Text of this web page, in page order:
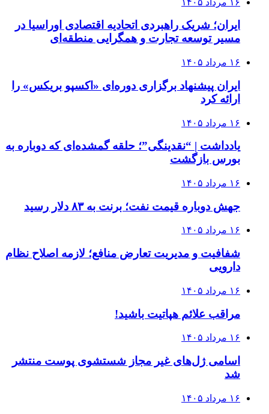
ایران؛ شریک راهبردی اتحادیه اقتصادی اوراسیا در
مسیر توسعه تجارت و همگرایی منطقه‌ای
۱۶ مرداد ۱۴۰۵
ایران پیشنهاد برگزاری دوره‌ای «اکسپو بریکس» را
ارائه کرد
۱۶ مرداد ۱۴۰۵
یادداشت | “نقدینگی”؛ حلقه گمشده‌ای که دوباره به
بورس بازگشت
۱۶ مرداد ۱۴۰۵
جهش دوباره قیمت نفت؛ برنت به ۸۳ دلار رسید
۱۶ مرداد ۱۴۰۵
شفافیت و مدیریت تعارض منافع؛ لازمه اصلاح نظام
دارویی
۱۶ مرداد ۱۴۰۵
مراقب علائم هپاتیت باشید!
۱۶ مرداد ۱۴۰۵
اسامی ژل‌های غیر مجاز شستشوی پوست منتشر
شد
۱۶ مرداد ۱۴۰۵